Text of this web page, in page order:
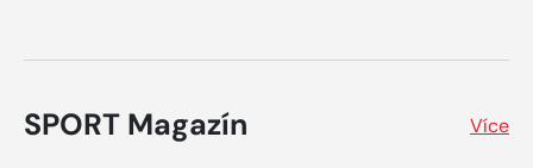
SPORT Magazín Více